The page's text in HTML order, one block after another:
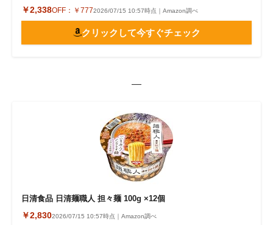
￥2,338OFF： ￥7772026/07/15 10:57時点｜Amazon調べ
クリックして今すぐチェック
—
日清食品 日清麺職人 担々麺 100g ×12個
￥2,8302026/07/15 10:57時点｜Amazon調べ